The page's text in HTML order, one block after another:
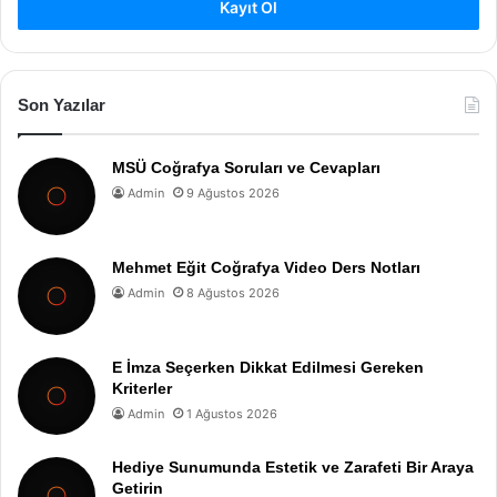
Kayıt Ol
Son Yazılar
MSÜ Coğrafya Soruları ve Cevapları
Admin 9 Ağustos 2026
Mehmet Eğit Coğrafya Video Ders Notları
Admin 8 Ağustos 2026
E İmza Seçerken Dikkat Edilmesi Gereken
Kriterler
Admin 1 Ağustos 2026
Hediye Sunumunda Estetik ve Zarafeti Bir Araya
Getirin